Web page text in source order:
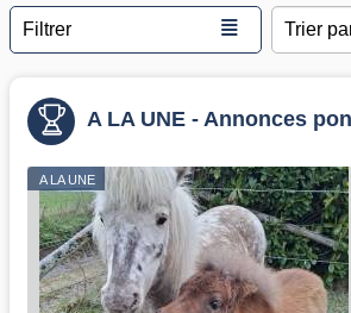
Filtrer ≣
A LA UNE - Annonces
A LA UNE